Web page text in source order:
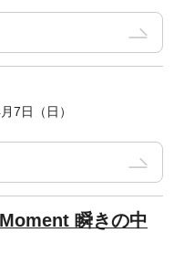
7日（日）
瞬きの中